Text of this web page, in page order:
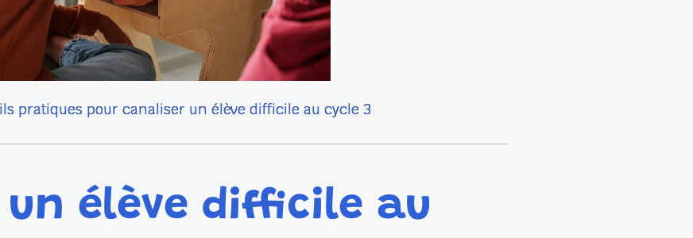
pratiques pour canaliser un élève difficile au cycle 3
élève difficile au